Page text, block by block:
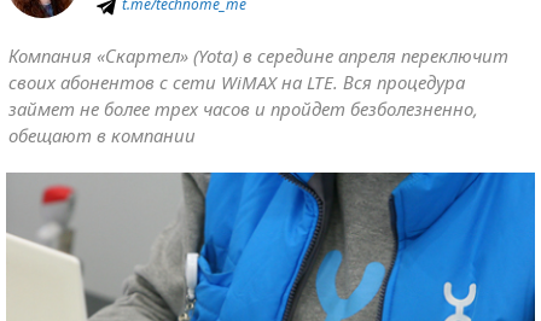
t.me/technome_me
Компания «Скартел» (Yota) в середине апреля переключит
своих абонентов с сети WiMAX на LTE. Вся процедура
займет не более трех часов и пройдет безболезненно,
обещают в компании